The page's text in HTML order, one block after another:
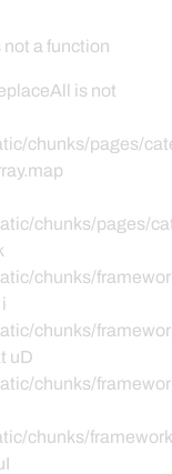
a function
is not
chunks/pages/
chunks/pages/
chunks/
chunks/
uD
chunks/
chunks/